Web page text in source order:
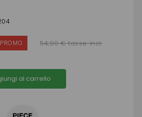
54,90 € tasse incl.
al carrello